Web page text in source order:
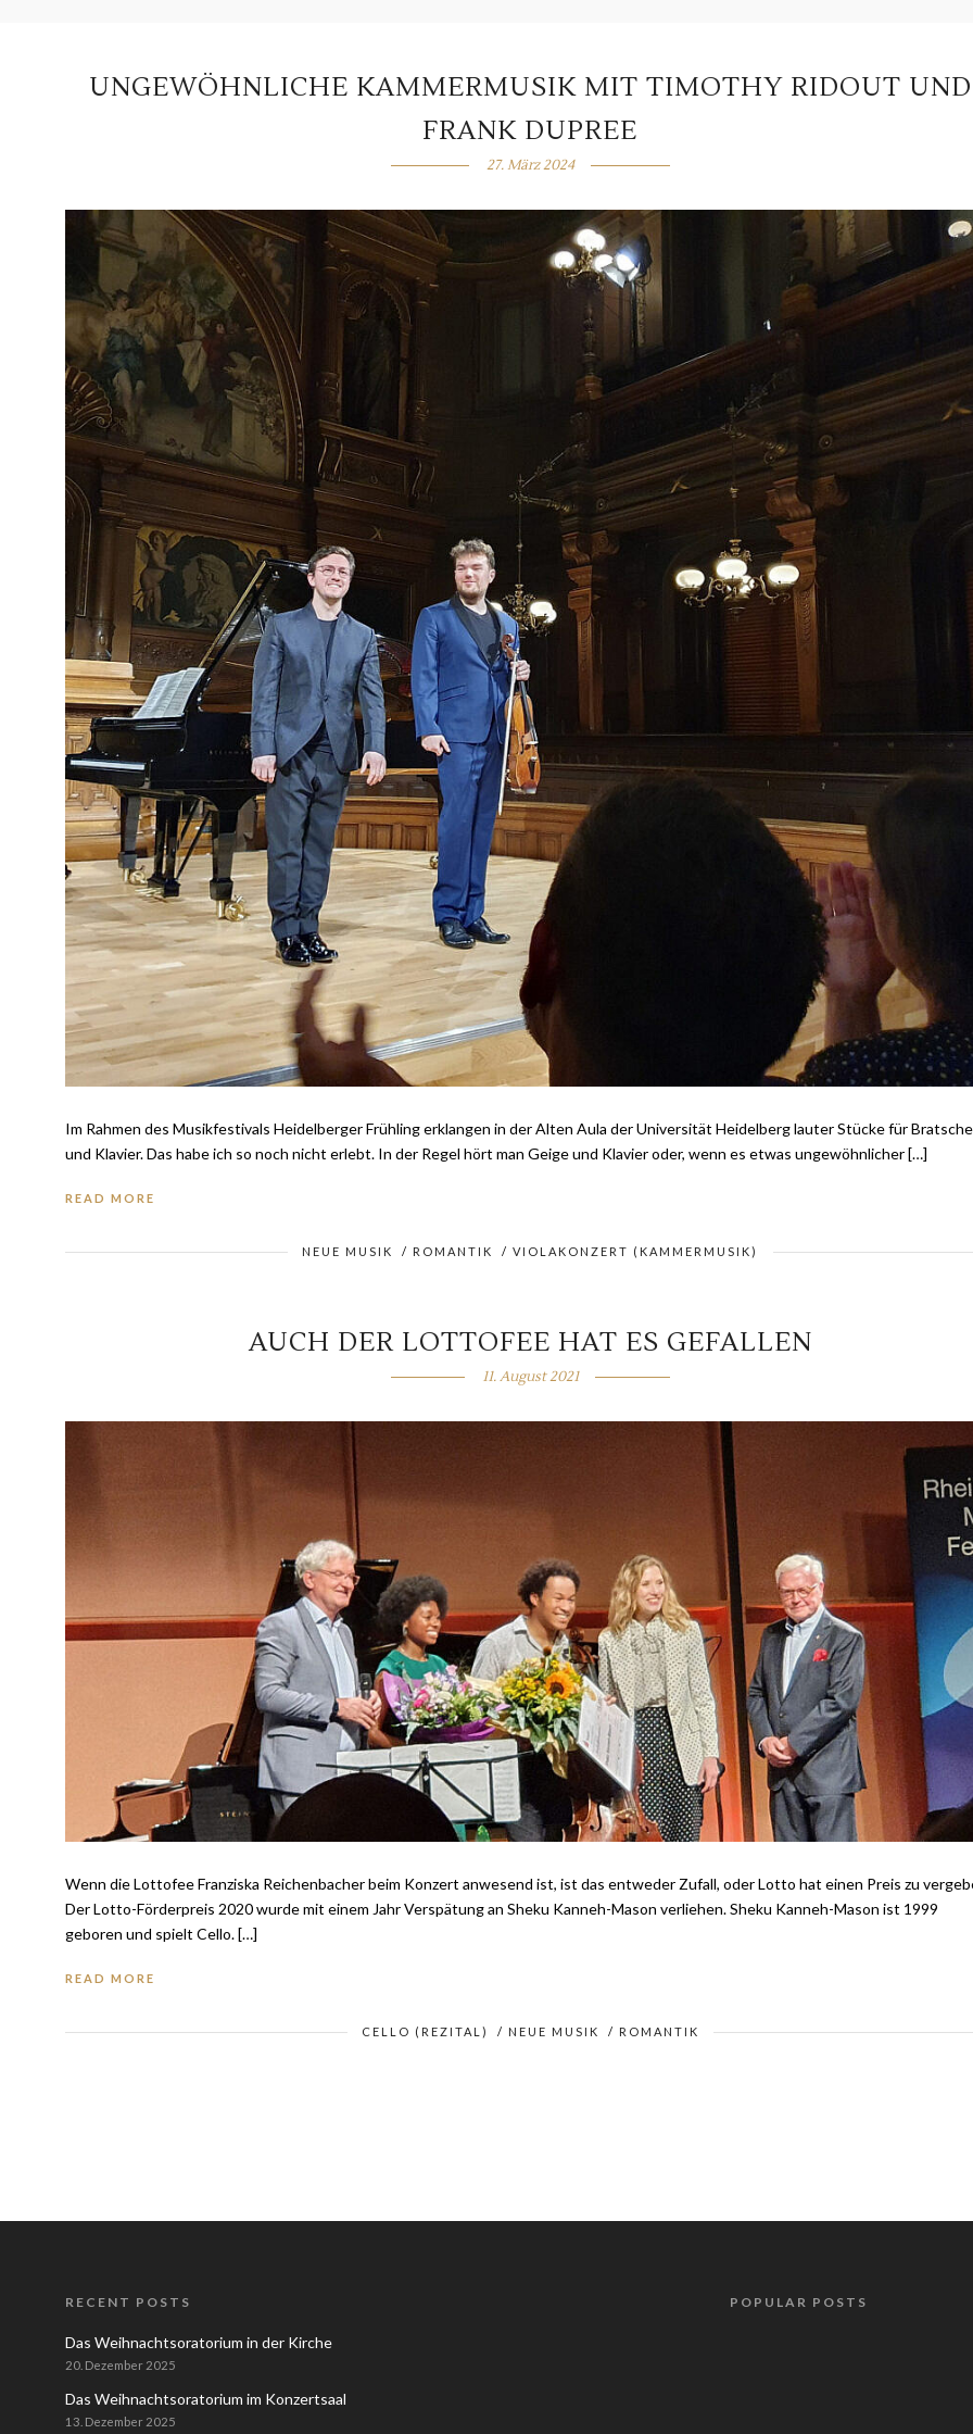
UNGEWÖHNLICHE KAMMERMUSIK MIT TIMOTHY RIDOUT UND
FRANK DUPREE
27. März 2024
Im Rahmen des Musikfestivals Heidelberger Frühling erklangen in der Alten Aula der Universität Heidelberg lauter Stücke für Bratsche
und Klavier. Das habe ich so noch nicht erlebt. In der Regel hört man Geige und Klavier oder, wenn es etwas ungewöhnlicher […]
READ MORE
NEUE MUSIK / ROMANTIK /VIOLAKONZERT (KAMMERMUSIK)
AUCH DER LOTTOFEE HAT ES GEFALLEN
11. August 2021
Wenn die Lottofee Franziska Reichenbacher beim Konzert anwesend ist, ist das entweder Zufall, oder Lotto hat einen Preis zu
Der Lotto-Förderpreis 2020 wurde mit einem Jahr Verspätung an Sheku Kanneh-Mason verliehen. Sheku Kanneh-Mason ist 1999
geboren und spielt Cello. […]
READ MORE
CELLO (REZITAL) / NEUE MUSIK / ROMANTIK
RECENT POSTS
Das Weihnachtsoratorium in der Kirche
20. Dezember 2025
Das Weihnachtsoratorium im Konzertsaal
13. Dezember 2025
POPULAR POSTS